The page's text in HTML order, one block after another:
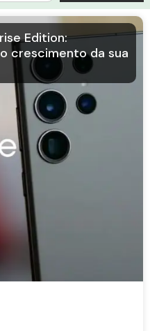
Edition:
crescimento da sua